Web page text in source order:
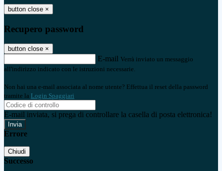
button close ×
Recupero password
button close ×
E-mail Verrà inviato un messaggio
all'indirizzo indicato con le istruzioni necessarie.
Non hai una e-mail associata al nome utente? Effettua il reset della password
tramite la Login Spaggiari
E-mail inviata, si prega di controllare la casella di posta elettronica!
Errore
Chiudi
Successo